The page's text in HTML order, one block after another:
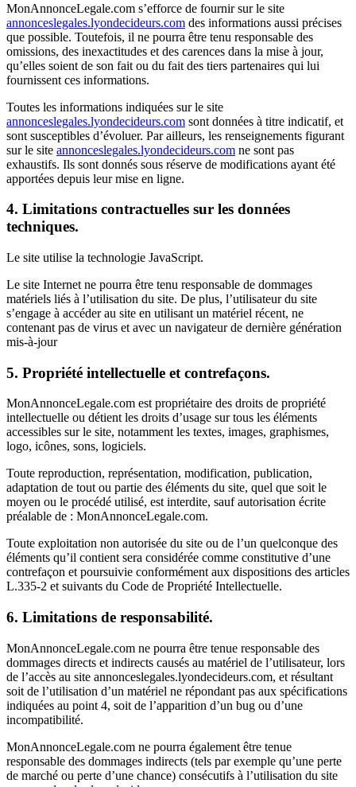
MonAnnonceLegale.com s’efforce de fournir sur le site
annonceslegales.lyondecideurs.com des informations aussi précises
que possible. Toutefois, il ne pourra être tenu responsable des
omissions, des inexactitudes et des carences dans la mise à jour,
qu’elles soient de son fait ou du fait des tiers partenaires qui lui
fournissent ces informations.
Toutes les informations indiquées sur le site
annonceslegales.lyondecideurs.com sont données à titre indicatif, et
sont susceptibles d’évoluer. Par ailleurs, les renseignements figurant
sur le site annonceslegales.lyondecideurs.com ne sont pas
exhaustifs. Ils sont donnés sous réserve de modifications ayant été
apportées depuis leur mise en ligne.
4. Limitations contractuelles sur les données
techniques.
Le site utilise la technologie JavaScript.
Le site Internet ne pourra être tenu responsable de dommages
matériels liés à l’utilisation du site. De plus, l’utilisateur du site
s’engage à accéder au site en utilisant un matériel récent, ne
contenant pas de virus et avec un navigateur de dernière génération
mis-à-jour
5. Propriété intellectuelle et contrefaçons.
MonAnnonceLegale.com est propriétaire des droits de propriété
intellectuelle ou détient les droits d’usage sur tous les éléments
accessibles sur le site, notamment les textes, images, graphismes,
logo, icônes, sons, logiciels.
Toute reproduction, représentation, modification, publication,
adaptation de tout ou partie des éléments du site, quel que soit le
moyen ou le procédé utilisé, est interdite, sauf autorisation écrite
préalable de : MonAnnonceLegale.com.
Toute exploitation non autorisée du site ou de l’un quelconque des
éléments qu’il contient sera considérée comme constitutive d’une
contrefaçon et poursuivie conformément aux dispositions des articles
L.335-2 et suivants du Code de Propriété Intellectuelle.
6. Limitations de responsabilité.
MonAnnonceLegale.com ne pourra être tenue responsable des
dommages directs et indirects causés au matériel de l’utilisateur, lors
de l’accès au site annonceslegales.lyondecideurs.com, et résultant
soit de l’utilisation d’un matériel ne répondant pas aux spécifications
indiquées au point 4, soit de l’apparition d’un bug ou d’une
incompatibilité.
MonAnnonceLegale.com ne pourra également être tenue
responsable des dommages indirects (tels par exemple qu’une perte
de marché ou perte d’une chance) consécutifs à l’utilisation du site